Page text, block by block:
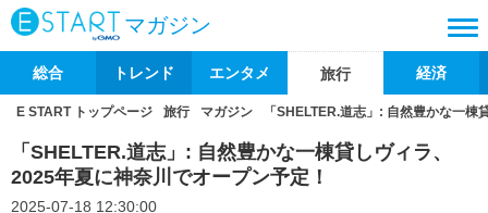
マガジン
総合 トレンド エンタメ 旅行 経済
E START トップページ 旅行 マガジン 「SHELTER.道志」: 自然豊かな一
「SHELTER.道志」: 自然豊かな一棟貸しヴィラ、
2025年夏に神奈川でオープン予定！
2025-07-18 12:30:00